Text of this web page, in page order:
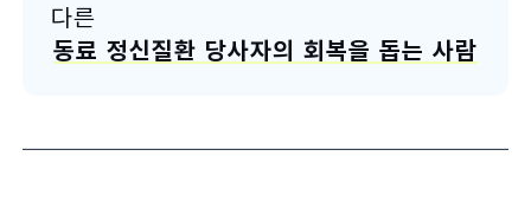
다른
동료 정신질환 당사자의 회복을 돕는 사람